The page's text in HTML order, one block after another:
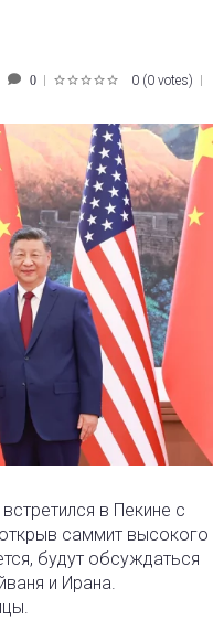
0 0 (0 votes)
в Пекине с
саммит высокого
будут обсуждаться
и Ирана.